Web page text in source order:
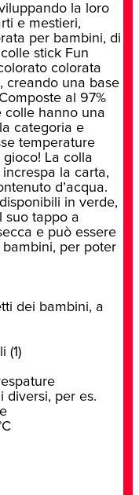
la loro
e mestieri,
per bambini, di
stick Fun
colorata
creando una base
al 97%
colle hanno una
categoria e
temperature
La colla
la carta,
d’acqua.
in verde,
suo tappo a
e può essere
per poter
dei bambini, a
(1)
diversi, per es.